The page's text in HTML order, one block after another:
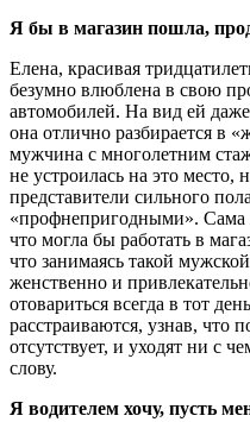
Я бы в магазин пошла,
Елена, красивая
безумно влюблена в свою
автомобилей. На вид ей
она отлично разбирается в
мужчина с многолетним
не устроилась на это место,
представители сильного
«профнепригодными». Сама
что могла бы работать в
что занимаясь такой
женственно и
отовариться всегда в тот
расстраиваются, узнав, что
отсутствует, и уходят ни с
слову.
Я водителем хочу, пусть